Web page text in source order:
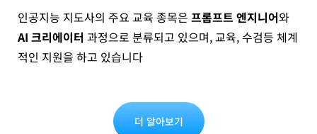
인공지능 지도사의 주요 교육 종목은 프롬프트 엔지니어와
AI 크리에이터 과정으로 분류되고 있으며, 교육, 수검등 체계
적인 지원을 하고 있습니다
더 알아보기